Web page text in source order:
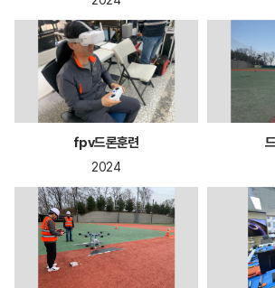
fpv드론훈련
2024